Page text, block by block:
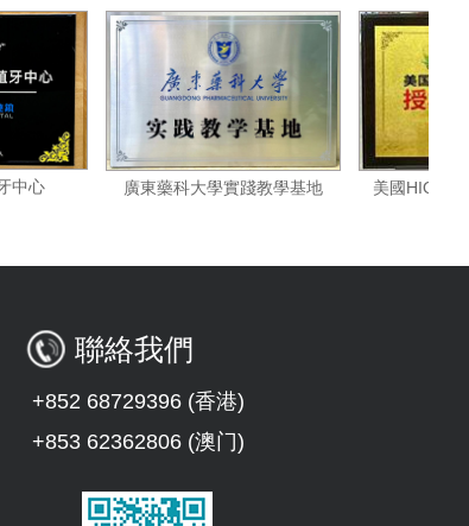
球植牙中心 廣東藥科大學實踐教學基地
聯絡我們
+852 68729396 (香港)
+853 62362806 (澳门)